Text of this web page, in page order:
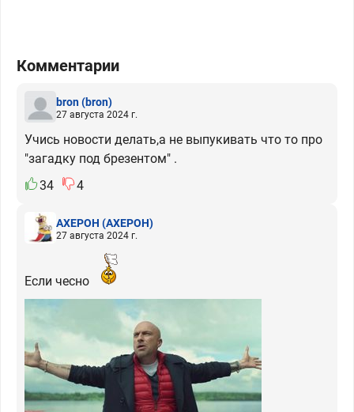
Комментарии
bron(bron)
27 августа 2024 г.
Учись новости делать,а не выпукивать что то про
"загадку под брезентом" .
34
4
АХЕРОН (АХЕРОН)
27 августа 2024 г.
Если чесно